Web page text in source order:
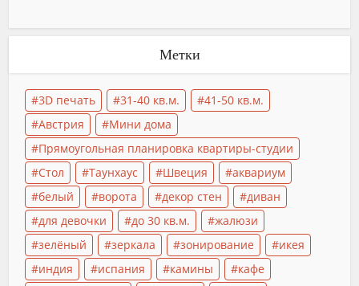
Метки
3D печать 31-40 кв.м.
41-50 кв.м.
Австрия
Мини дома
Прямоугольная планировка квартиры-студии
Стол
Таунхаус Швеция
аквариум
белый
ворота декор стен
диван
для девочки
до 30 кв.м.
жалюзи
зелёный
зеркала зонирование
икея
индия
испания камины
кафе